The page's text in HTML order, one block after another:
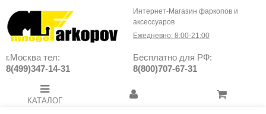
Интернет-Магазин фаркопов и
аксессуаров
Ежедневно: 8:00-21:00
г.Москва тел:
8(499)347-14-31
Бесплатно для РФ:
8(800)707-67-31
КАТАЛОГ